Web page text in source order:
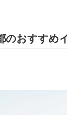
のおすす